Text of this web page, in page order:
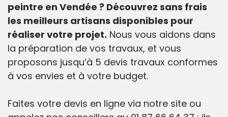
peintre en Vendée ? Découvrez sans frais
les meilleurs artisans disponibles pour
réaliser votre projet. Nous vous aidons dans
la préparation de vos travaux, et vous
proposons jusqu’à 5 devis travaux conformes
à vos envies et à votre budget.
Faites votre devis en ligne via notre site ou